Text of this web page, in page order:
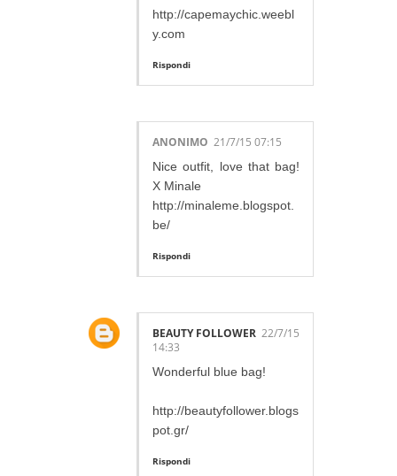
http://capemaychic.weebl
y.com
Rispondi
ANONIMO 21/7/15 07:15
Nice outfit, love that bag!
X Minale
http://minaleme.blogspot.
be/
Rispondi
BEAUTY FOLLOWER 22/7/15
14:33
Wonderful blue bag!
http://beautyfollower.blogs
pot.gr/
Rispondi